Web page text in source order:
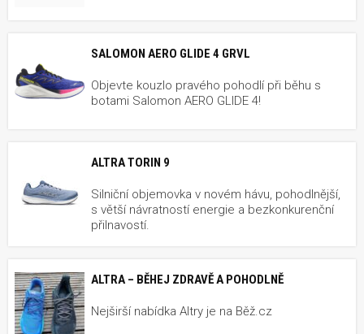
SALOMON AERO GLIDE 4 GRVL
Objevte kouzlo pravého pohodlí při běhu s
botami Salomon AERO GLIDE 4!
ALTRA TORIN 9
Silniční objemovka v novém hávu, pohodlnější,
s větší návratností energie a bezkonkurenční
přilnavostí.
ALTRA – BĚHEJ ZDRAVĚ A POHODLNĚ
Nejširší nabídka Altry je na Běž.cz